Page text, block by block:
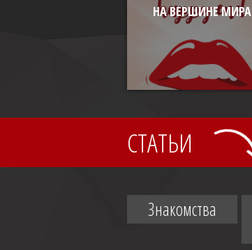
НА ВЕРШИНЕ МИРА
СТАТЬИ
Знакомства